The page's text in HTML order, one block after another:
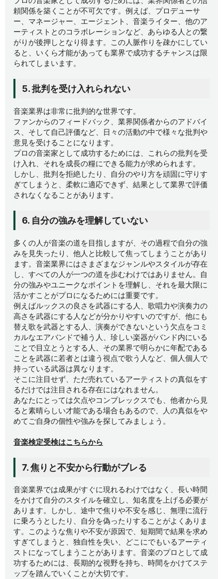
頼関係を築くことが不可欠です。例えば、プロデューサ
ー、マネージャー、エージェント、音楽ライター、他のア
ーティストとのコラボレーションなど、あらゆる人との繋
がりが後押しとなり得ます。この人脈作りを疎かにしてい
ると、いくら才能があっても業界で成功するチャンスは限
られてしまいます。
5. 批判を受け入れられない
音楽業界は非常に批判的な世界です。
ファンからのフィードバック、業界関係者からのアドバイ
ス、そして自己評価など、日々の活動の中で様々な批判や
意見を受けることになります。
プロの音楽家として成功するためには、これらの批判を受
け入れ、それを成長の糧にできる能力が求められます。
しかし、批判を拒絶したり、自分のやり方を頑固に守りす
ぎてしまうと、柔軟に適応できず、結果として業界で評価
されなくなることがあります。
6. 自分の強みを理解していない
多くの人が音楽の道を目指しますが、その過程で自分の強
みを見失ったり、他人と比較して焦ってしまうことがあり
ます。音楽業界にはさまざまなジャンルやスタイルが存在
し、すべての人が一つの道を歩むわけではありません。自
分の強みやユニークなポイントを理解し、それを最大限に
活かすことがプロになるためには重要です。
例えばルックスの良さを武器にする人、歌唱力や演奏力の
高さを武器にする人などが分かりやすいのですが、他にも
替え歌を武器とする人、演奏ができないという欠点をコミ
カルなエアバンドで補う人、珍しい楽器がバンド内にいる
ことで目立とうとする人、その業界で明らかに年配である
ことを武器に若者とは違う視点で歌う人など、個人個人で
持っている武器は異なります。
そこに注目せず、ただ売れているアーティストの真似をす
るだけでは注目される存在にはなれません。
あなたにとっては欠点やコンプレックスでも、他者から見
ると素晴らしい才能である場合もあるので、人の真似をや
めてご自身の個性や強みを探してみましょう。
音楽検定受検はこちらから
7. 焦りと不安から行動がブレる
音楽業界では成果がすぐに現れるわけではなく、長い時間
をかけて自分のスタイルを確立し、知名度を上げる必要が
あります。しかし、途中で焦りや不安を感じ、無理に流行
に乗ろうとしたり、自分を偽ったりすることがよくありま
す。このような焦りや不安が原因で、短期間で結果を求め
すぎてしまうと、独自性を失い、どこにでもいるアーティ
ストになってしまうことがあります。音楽のプロとして成
功するためには、長期的な視野を持ち、時間をかけてステ
ップを踏んでいくことが大切です。